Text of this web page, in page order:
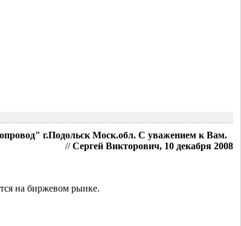
г.Подольск Моск.обл. С уважением к Вам.
//Сергей Викторович, 10 декабря 2008
на биржевом рынке.